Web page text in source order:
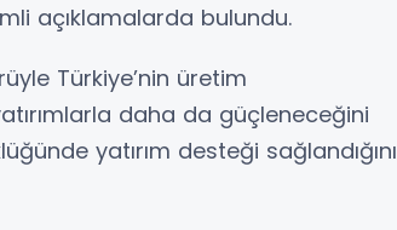
açıklamalarda bulundu.
Türkiye’nin üretim
daha da güçleneceğini
yatırım desteği sağlandığını